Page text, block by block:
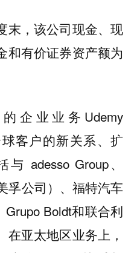
末，该公司现金、现
和有价证券资产额为
企业业务Udemy
客户的新关系、扩
adesso Group、
孚公司）、福特汽车
Boldt和联合利
亚太地区业务上，